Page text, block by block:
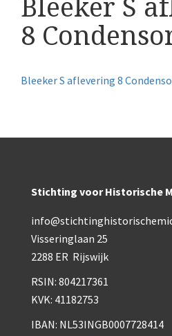
Boeken
Divers
Makers
volgens
‘Jones’ most
Long, Gould type
Nachet, ‘grand
Smith, Beck & Beck,
Bleeker S
8
Bleeker S aflevering 8
Stichting voor Historische
Visseringlaan 25
2288 ER Rijswijk
RSIN: 804217361
KVK: 41182753
IBAN: NL53INGB0007728414